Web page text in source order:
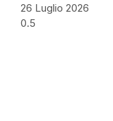
26 Luglio 2026